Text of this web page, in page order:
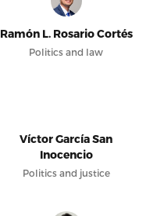
Ramón L. Rosario Cortés
Politics and law
Víctor García San
Inocencio
Politics and justice